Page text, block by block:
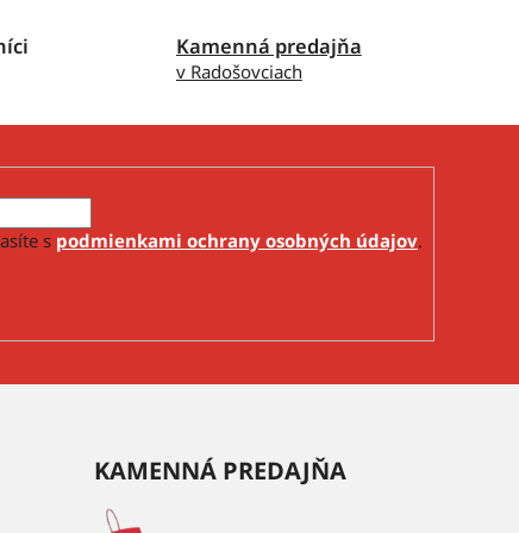
Kamenná predajňa
v Radošovciach
s podmienkami ochrany osobných údajov.
KAMENNÁ PREDAJŇA